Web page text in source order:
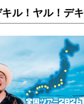
ル！ヤル！デ